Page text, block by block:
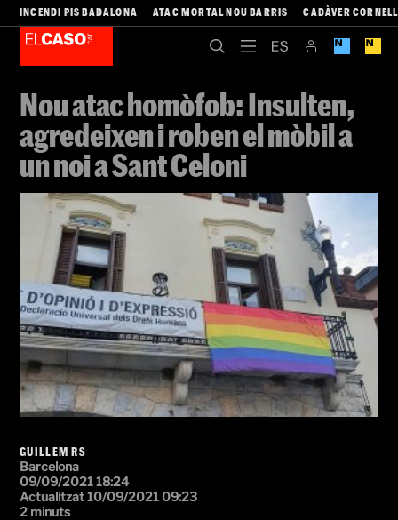
INCENDI PIS BADALONA ATAC MORTAL NOU BARRIS CADÀVER
Nou atac homòfob: Insulten,
agredeixen i roben el mòbil a
un noi a Sant Celoni
GUILLEM RS
Barcelona
09/09/2021 18:24
Actualitzat 10/09/2021 09:23
2 minuts